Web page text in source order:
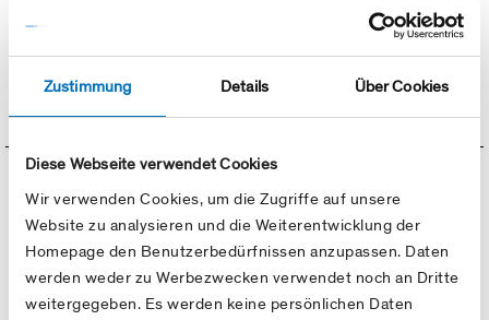
Zustimmung Details Über Cookies
Diese Webseite verwendet Cookies
Wir verwenden Cookies, um die Zugriffe auf unsere
Website zu analysieren und die Weiterentwicklung der
Homepage den Benutzerbedürfnissen anzupassen. Daten
werden weder zu Werbezwecken verwendet noch an Dritte
weitergegeben. Es werden keine persönlichen Daten
Die in Zürich domizilierte Swissgas AG ( www.swissgas.ch)
ist mit einem kleinen Team von Spezialisten im Auftrag und
in enger Zusammenarbeit mit ihren…
Stelle: Leiter oder Leiterin
Transportmanagement
Swissgas ist als Netzgesellschaft mit eigenen